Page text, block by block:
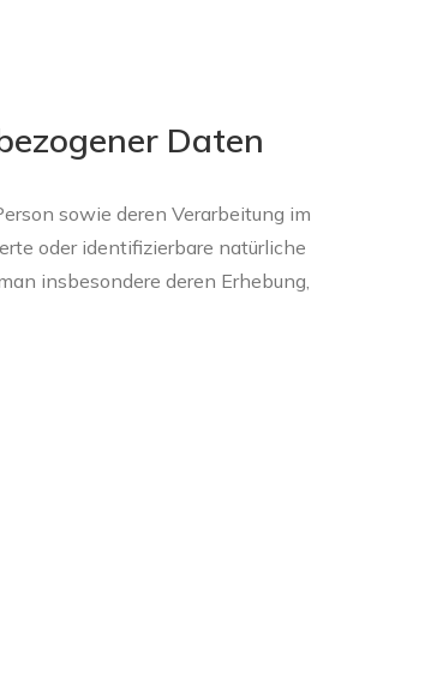
Daten
sowie deren Verarbeitung im
oder identifizierbare natürliche
insbesondere deren Erhebung,